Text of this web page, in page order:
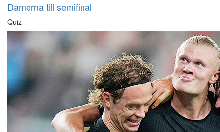
Damerna till semifinal
Quiz